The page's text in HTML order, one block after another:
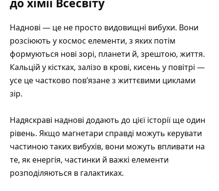
Наднові — це не просто видовищні вибухи. Вони
розсіюють у космос елементи, з яких потім
формуються нові зорі, планети й, зрештою, життя.
Кальцій у кістках, залізо в крові, кисень у повітрі —
усе це частково пов’язане з життєвими циклами
зір.
Надяскраві наднові додають до цієї історії ще один
рівень. Якщо магнетари справді можуть керувати
частиною таких вибухів, вони можуть впливати на
те, як енергія, частинки й важкі елементи
розподіляються в галактиках.